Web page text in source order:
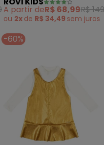
Legging Molecotton
(Bege)
A partir deR$ 68,99R$
ou 2x de R$ 34,49 sem juros
-60%